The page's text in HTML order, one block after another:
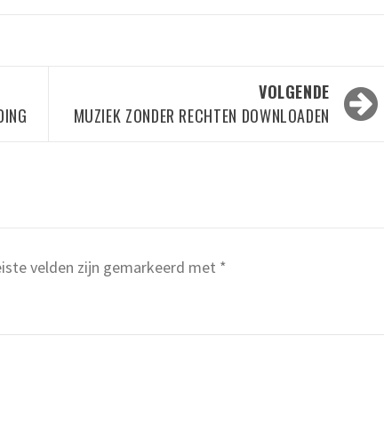
VOLGENDE
MUZIEK ZONDER RECHTEN DOWNLOADEN
velden zijn gemarkeerd met *